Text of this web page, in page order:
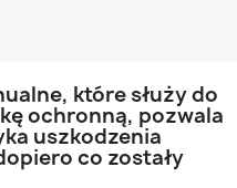
które służy do
ochronną, pozwala
uszkodzenia
co zostały